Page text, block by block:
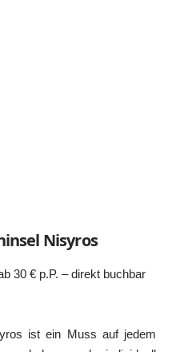
Nisyros
30 € p.P. – direkt buchbar
ist ein Muss auf jedem